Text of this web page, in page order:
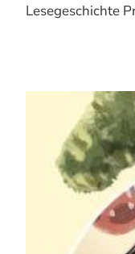
Lesegeschichte